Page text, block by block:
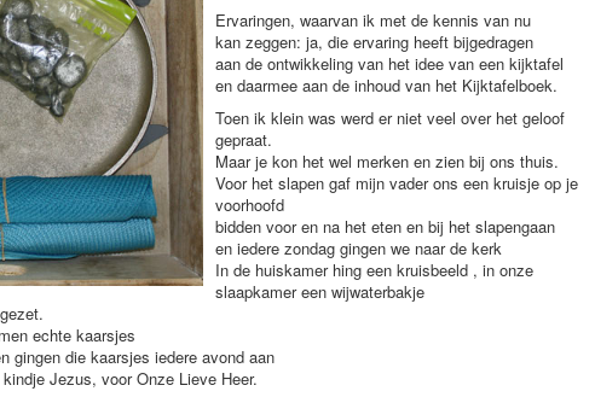
Ervaringen, waarvan ik met de kennis van nu
kan zeggen: ja, die ervaring heeft bijgedragen
aan de ontwikkeling van het idee van een kijktafel
en daarmee aan de inhoud van het Kijktafelboek.
Toen ik klein was werd er niet veel over het geloof
gepraat.
Maar je kon het wel merken en zien bij ons thuis.
Voor het slapen gaf mijn vader ons een kruisje op je
voorhoofd
bidden voor en na het eten en bij het slapengaan
en iedere zondag gingen we naar de kerk
In de huiskamer hing een kruisbeeld , in onze
slaapkamer een wijwaterbakje
echte kaarsjes
gingen die kaarsjes iedere avond aan
Jezus, voor Onze Lieve Heer.